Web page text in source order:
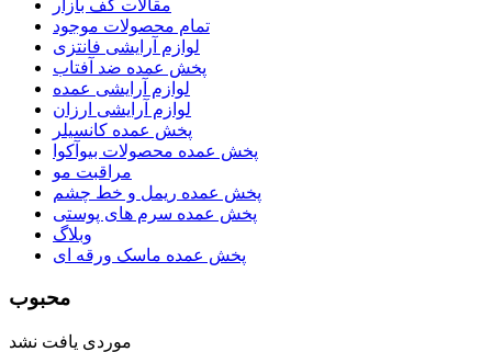
مقالات کف بازار
تمام محصولات موجود
لوازم آرایشی فانتزی
پخش عمده ضد آفتاب
لوازم آرایشی عمده
لوازم آرایشی ارزان
پخش عمده کانسیلر
پخش عمده محصولات بیوآکوا
مراقبت مو
پخش عمده ریمل و خط چشم
پخش عمده سرم های پوستی
وبلاگ
پخش عمده ماسک ورقه ای
محبوب
موردی یافت نشد